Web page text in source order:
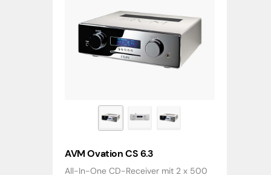
AVM Ovation CS 6.3
All-In-One CD-Receiver mit 2 x 500